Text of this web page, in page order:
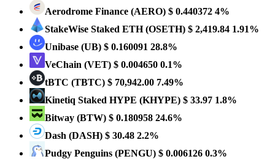
Aerodrome Finance (AERO) $ 0.440372 4%
StakeWise Staked ETH(OSETH) $ 2,419.84 1.91%
Unibase (UB) $ 0.160091 28.8%
VeChain (VET) $ 0.004650 0.1%
tBTC (TBTC) $ 70,942.00 7.49%
Kinetiq Staked HYPE (KHYPE) $ 33.97 1.8%
Bitway (BTW) $ 0.180958 24.6%
Dash (DASH) $ 30.48 2.2%
Pudgy Penguins (PENGU) $ 0.006126 0.3%